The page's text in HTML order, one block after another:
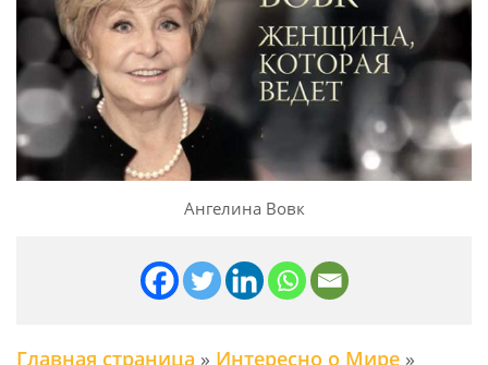
Ангелина Вовк
Главная страница » Интересно о Мире »